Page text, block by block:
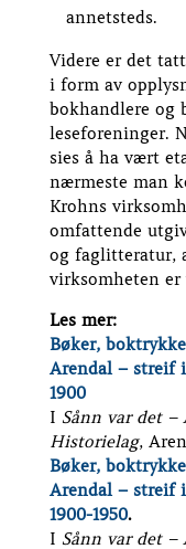
annetsteds.
Videre er det
i form av
bokhandlere og
leseforeninger.
sies å ha vært
nærmeste man
Krohns
omfattende
og faglitteratur,
virksomheten er
Les mer:
Bøker,
Arendal – streif
1900
I Sånn var det –
Historielag,
Bøker,
Arendal – streif
1900-1950.
I Sånn var det